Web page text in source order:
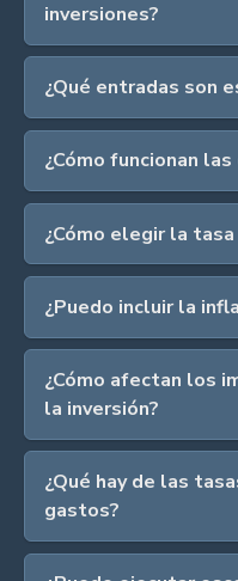
inversiones?
¿Qué entradas son
¿Cómo funcionan
¿Cómo elegir la
¿Puedo incluir la
¿Cómo afectan los
la inversión?
¿Qué hay de las
gastos?